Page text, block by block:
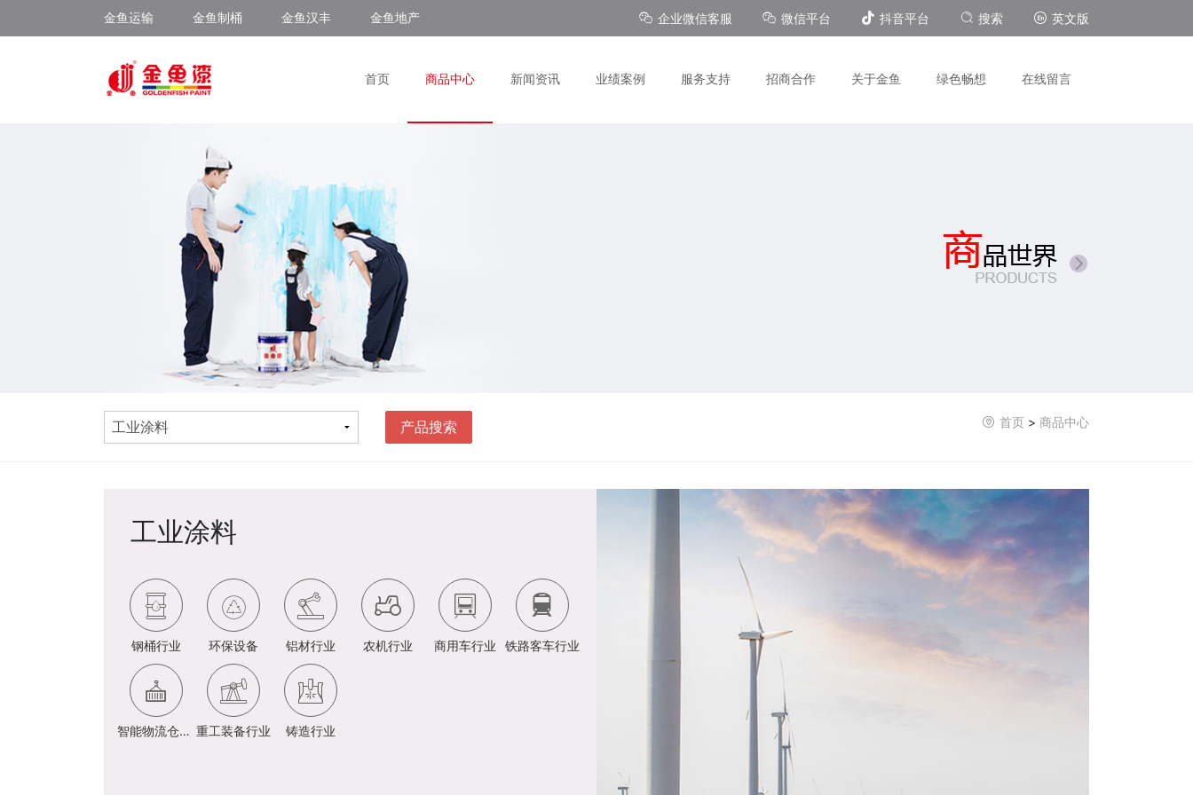
金鱼运输 金鱼制桶 金鱼汉丰 金鱼地产 企业微信客服 微信平台 抖音平台 搜索 英文版
首页 商品中心 新闻资讯 业绩案例 服务支持 招商合作 关于金鱼 绿色畅想 在线留言
产品搜索 首页 > 商品中心
工业涂料
钢桶行业 环保设备 铝材行业 农机行业 商用车行业 铁路客车行业
智能物流仓储行业 重工装备行业 铸造行业